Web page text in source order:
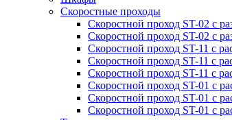
Скоростные проходы
Скоростной проход ST-02 с
Скоростной проход ST-02 с
Скоростной проход ST-11 с
Скоростной проход ST-11 с
Скоростной проход ST-11 с
Скоростной проход ST-01 с
Скоростной проход ST-01 с
Скоростной проход ST-01 с